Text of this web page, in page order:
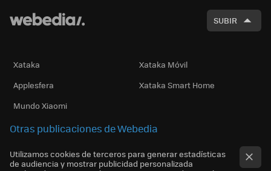
SUBIR
Xataka
Xataka Móvil
Applesfera
Xataka Smart Home
Mundo Xiaomi
Otras publicaciones de Webedia
Utilizamos cookies de terceros para generar estadísticas
de audiencia y mostrar publicidad personalizada